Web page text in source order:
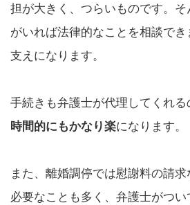
担が大きく、つらいものです。
がいれば法律的なことを相談で
支えになります。
手続きも弁護士が代理してくれる
時間的にもかなり楽になります。
また、離婚調停では慰謝料の請
必要なことも多く、弁護士がつい